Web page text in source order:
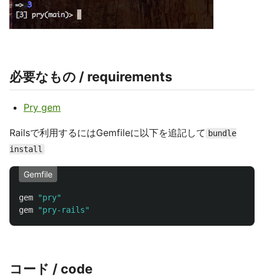
必要なもの / requirements
Pry gem
Railsで利用するにはGemfileに以下を追記して bundle
install
Gemfile
gem
"pry"
gem
"pry-rails"
コード / code